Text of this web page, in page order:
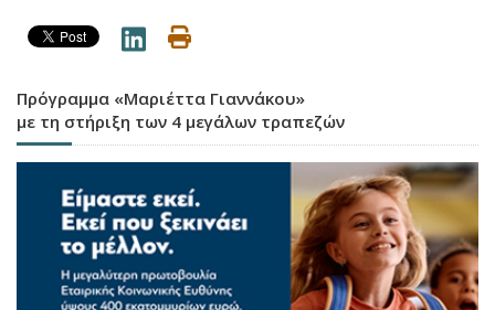
Πρόγραμμα «Μαριέττα Γιαννάκου»
με τη στήριξη των 4 μεγάλων τραπεζών